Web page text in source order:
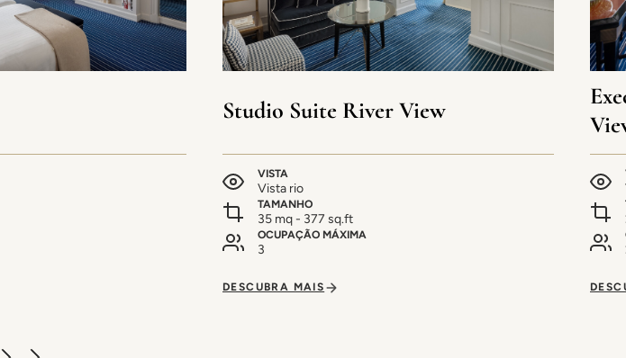
Studio Suite River View
VISTA
Vista rio
TAMANHO
35 mq - 377 sq.ft
OCUPAÇÃO MÁXIMA
3
DESCUBRA MAIS